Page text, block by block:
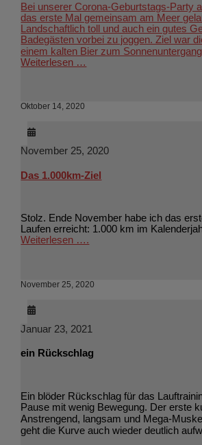
Bei unserer Corona-Geburtstags-Party
das erste Mal gemeinsam am Meer
Landschaftlich toll und auch ein gutes
Badegästen vorbei zu joggen. Ziel war
einem kalten Bier zum
Weiterlesen …
Oktober 14, 2020
November 25, 2020
Das 1.000km-Ziel
Stolz. Ende November habe ich das
Laufen erreicht: 1.000 km im
Weiterlesen ….
November 25, 2020
Januar 23, 2021
ein Rückschlag
Ein blöder Rückschlag für das
Pause mit wenig Bewegung. Der erste
Anstrengend, langsam und Mega-
geht die Kurve auch wieder deutlich